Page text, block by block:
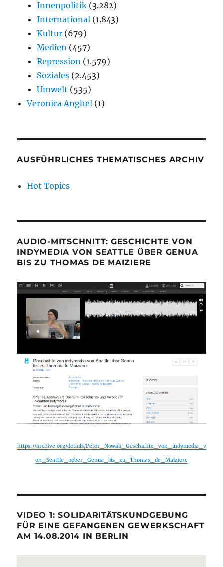
Innenpolitik (3.282)
International (1.843)
Kultur (679)
Medien (457)
Repression (1.579)
Soziales (2.453)
Umwelt (535)
Veronica Anghel (1)
AUSFÜHRLICHES THEMATISCHES ARCHIV
Hot Topics
AUDIO-MITSCHNITT: GESCHICHTE VON
INDYMEDIA VON SEATTLE ÜBER GENUA
BIS ZU THOMAS DE MAIZIERE
https://archive.org/details/Peter_Nowak_Geschichte_von_indymedia_v
on_Seattle_ueber_Genua_bis_zu_Thomas_de_Maiziere
VIDEO 1: SOLIDARITÄTSKUNDGEBUNG
FÜR EINE GEFANGENEN GEWERKSCHAFT
AM 14.08.2014 IN BERLIN